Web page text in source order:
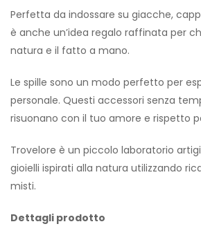
Perfetta da indossare su giacche,
è anche un’idea regalo raffinata per
natura e il fatto a mano.
Le spille sono un modo perfetto per
personale. Questi accessori senza
risuonano con il tuo amore e rispetto
Trovelore è un piccolo laboratorio
gioielli ispirati alla natura utilizzando
misti.
Dettagli prodotto